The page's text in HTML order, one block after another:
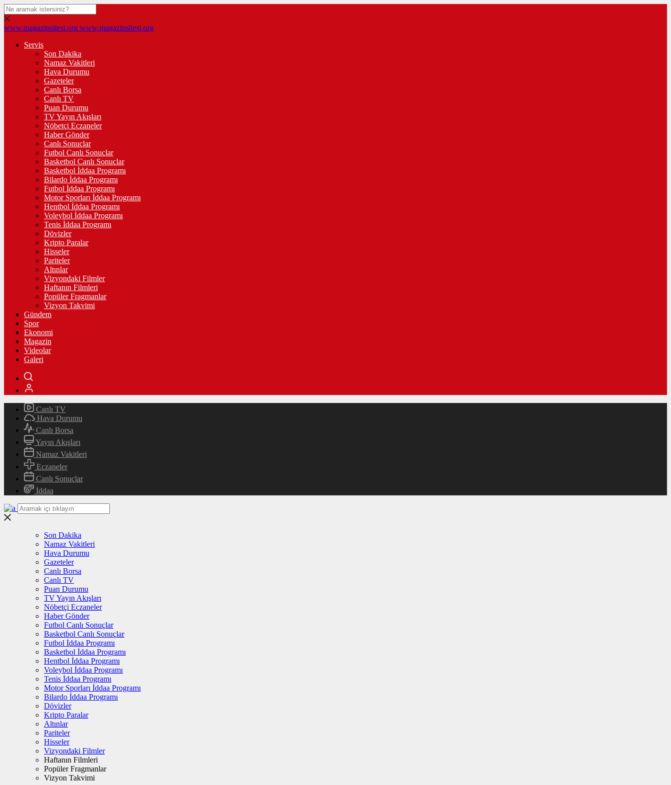
www.magazinsitesi.org www.magazinsitesi.org
Servis
Son Dakika
Namaz Vakitleri
Hava Durumu
Gazeteler
Canlı Borsa
Canlı TV
Puan Durumu
TV Yayın Akışları
Nöbetçi Eczaneler
Haber Gönder
Canlı Sonuçlar
Futbol Canlı Sonuçlar
Basketbol Canlı Sonuçlar
Basketbol İddaa Programı
Bilardo İddaa Programı
Futbol İddaa Programı
Motor Sporları İddaa Programı
Hentbol İddaa Programı
Voleybol İddaa Programı
Tenis İddaa Programı
Dövizler
Kripto Paralar
Hisseler
Pariteler
Altınlar
Vizyondaki Filmler
Haftanın Filmleri
Popüler Fragmanlar
Vizyon Takvimi
Gündem
Spor
Ekonomi
Magazin
Videolar
Galeri
Canlı TV
Hava Durumu
Canlı Borsa
Yayın Akışları
Namaz Vakitleri
Eczaneler
Canlı Sonuçlar
İddaa
Son Dakika
Namaz Vakitleri
Hava Durumu
Gazeteler
Canlı Borsa
Canlı TV
Puan Durumu
TV Yayın Akışları
Nöbetçi Eczaneler
Haber Gönder
Futbol Canlı Sonuçlar
Basketbol Canlı Sonuçlar
Futbol İddaa Programı
Basketbol İddaa Programı
Hentbol İddaa Programı
Voleybol İddaa Programı
Tenis İddaa Programı
Motor Sporları İddaa Programı
Bilardo İddaa Programı
Dövizler
Kripto Paralar
Altınlar
Pariteler
Hisseler
Vizyondaki Filmler
Haftanın Filmleri
Popüler Fragmanlar
Vizyon Takvimi